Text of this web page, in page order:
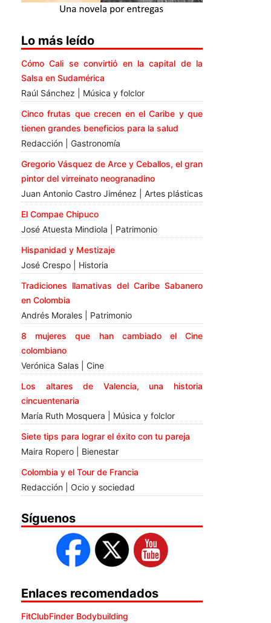
Lo más leído
Cómo Cali se convirtió en la capital de la
Salsa en Sudamérica
Raúl Sánchez | Música y folclor
Cinco frutas que crecen en el Caribe y que
tienen grandes beneficios para la salud
Redacción | Gastronomía
Gregorio Vásquez de Arce y Ceballos, el gran
pintor del virreinato neogranadino
Juan Antonio Castro Jiménez | Artes plásticas
El Compae Chipuco
José Atuesta Mindiola | Patrimonio
Hispanidad y Mestizaje
José Crespo | Historia
Tradiciones llamativas del Caribe Sabanero
en Colombia
Andrés Morales | Patrimonio
8 mujeres que han cambiado el Cine
colombiano
Verónica Salas | Cine
Los altares de Valencia, una historia
cincuentenaria
María Ruth Mosquera | Música y folclor
Siete tips para lograr el éxito con tu pareja
Maira Ropero | Bienestar
Colombia y el Tour de Francia
Redacción | Ocio y sociedad
Síguenos
Enlaces recomendados
FitClubFinder Bodybuilding